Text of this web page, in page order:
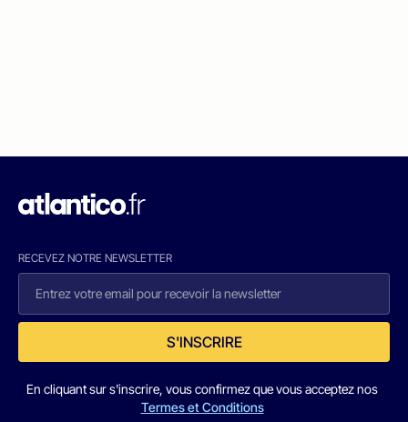
RECEVEZ NOTRE NEWSLETTER
S'INSCRIRE
En cliquant sur s'inscrire, vous confirmez que vous acceptez nos
Termes et Conditions